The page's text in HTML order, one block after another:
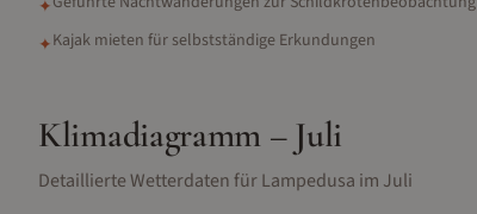
✦
✦Kajak mieten für selbstständige Erkundungen
Klimadiagramm –Juli
Detaillierte Wetterdaten fürLampedusa im Juli